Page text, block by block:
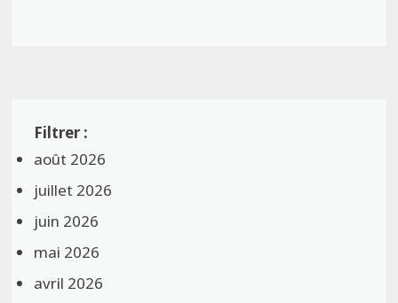
août 2026
juillet 2026
juin 2026
mai 2026
avril 2026